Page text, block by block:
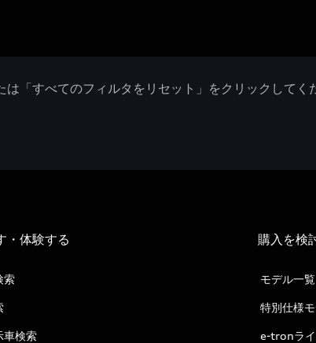
「すべてのフィルタをリセット」をクリックしてく
体験する
索
車検索
購入を検
モデル一覧
特別仕様
e-tronラ